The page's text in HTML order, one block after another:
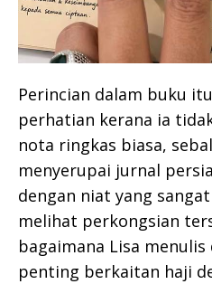
Perincian dalam buku
perhatian kerana ia
nota ringkas biasa,
menyerupai jurnal
dengan niat yang
melihat perkongsian
bagaimana Lisa
penting berkaitan haji